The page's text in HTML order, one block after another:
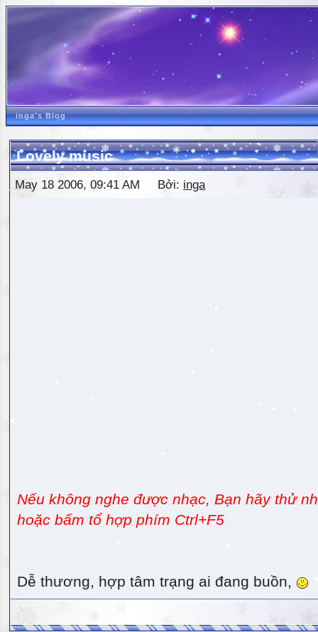
inga's Blog
Lovely music
May 18 2006, 09:41 AM Bởi: inga
Nếu không nghe được nhạc, Bạn hãy thử
hoặc bấm tổ hợp phím Ctrl+F5
Dễ thương, hợp tâm trạng ai đang buồn,